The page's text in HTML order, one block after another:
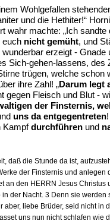
Wohlgefallen
und die Hethiter!“
machte: „Ich
euch nicht gemüht, und
erzeigt -
Sich-gehen-lassens, des
trügen, welche schon
ihre Zahl! „Darum legt
gegen Fleisch und Blut -
der Finsternis,
uns da entgegentreten!
Kampfdurchführen und
daß die Stunde da ist,
der Finsternis und
an den HERRN Jesus
der Nacht. 3 Denn sie
liebe Brüder, seid nicht
uns nun nicht schlafen